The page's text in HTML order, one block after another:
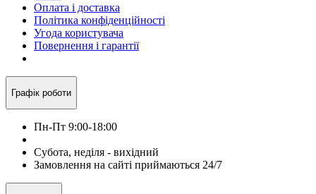
Оплата і доставка
Політика конфіденційності
Угода користувача
Повернення і гарантії
Графік роботи
Пн-Пт 9:00-18:00
Субота, неділя - вихідний
Замовлення на сайті приймаються 24/7